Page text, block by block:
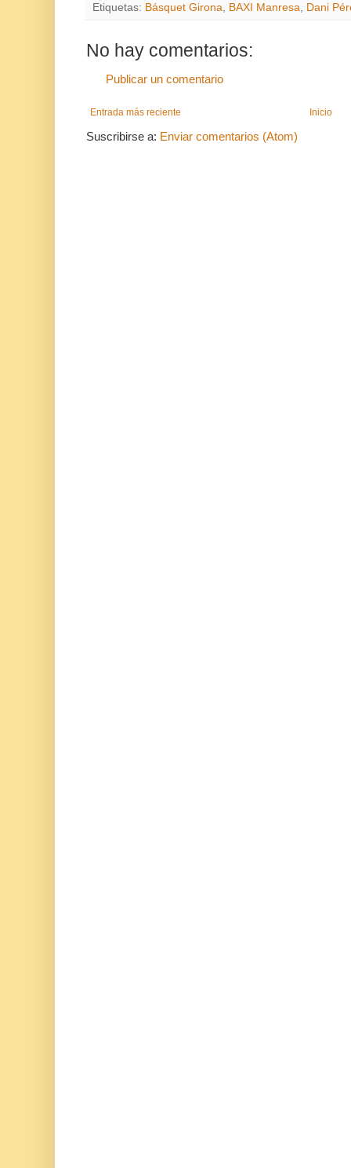
Etiquetas: Básquet Girona BAXI Manresa Dani
No hay comentarios:
Publicar un comentario
Entrada más reciente Inicio
Suscribirse a: Enviar comentarios (Atom)